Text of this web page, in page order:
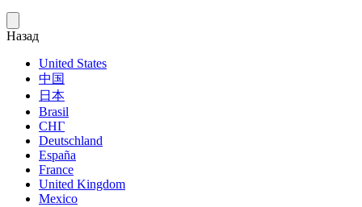
Назад
United States
中国
日本
Brasil
СНГ
Deutschland
España
France
United Kingdom
Mexico